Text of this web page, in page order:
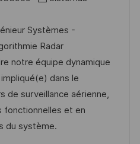
t
e
g
o
r
í
a
Systèmes -
Radar
notre équipe dynamique
dans le
de surveillance aérienne,
fonctionnelles et en
du système.